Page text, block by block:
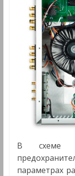
В схеме
параметрах